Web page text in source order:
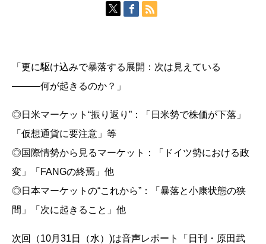
「更に駆け込みで暴落する展開：次は見えている
―――何が起きるのか？」
◎日米マーケット“振り返り”：「日米勢で株価が下落」
「仮想通貨に要注意」等
◎国際情勢から見るマーケット：「ドイツ勢における政
変」「FANGの終焉」他
◎日本マーケットの“これから”：「暴落と小康状態の狭
間」「次に起きること」他
次回（10月31日（水）)は音声レポート「日刊・原田武